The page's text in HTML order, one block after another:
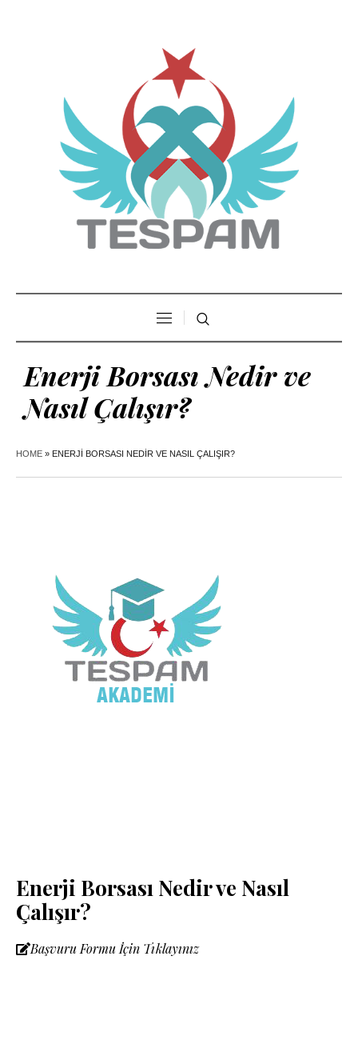
Enerji Borsası Nedir ve
Nasıl Çalışır?
HOME » ENERJI BORSASI NEDIR VE NASIL ÇALIŞIR?
Enerji Borsası Nedir ve Nasıl
Çalışır?
Başvuru Formu İçin Tıklayınız